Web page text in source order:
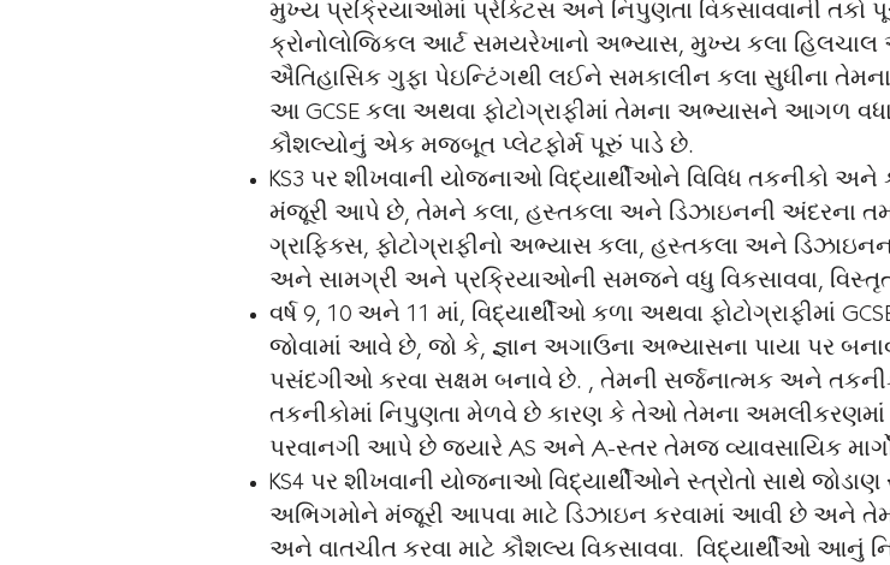
મુખ્ય પ્રક્રિયાઓમાં પ્રેક્ટિસ અને નિપુણતા વિકસાવવાની તકો
ક્રોનોલોજિકલ આર્ટ સમયરેખાનો અભ્યાસ, મુખ્ય કલા હિલચાલ
ઐતિહાસિક ગુફા પેઇન્ટિંગથી લઈને સમકાલીન કલા સુધીના
આ GCSE કલા અથવા ફોટોગ્રાફીમાં તેમના અભ્યાસને આગળ
કૌશલ્યોનું એક મજબૂત પ્લેટફોર્મ પૂરું પાડે છે.
KS3 પર શીખવાની યોજનાઓ વિદ્યાર્થીઓને વિવિધ તકનીકો
મંજૂરી આપે છે, તેમને કલા, હસ્તકલા અને ડિઝાઇનની અંદરના
ગ્રાફિક્સ, ફોટોગ્રાફીનો અભ્યાસ કલા, હસ્તકલા અને ડિઝાઇનના
અને સામગ્રી અને પ્રક્રિયાઓની સમજને વધુ વિકસાવવા,
વર્ષ 9, 10 અને 11 માં, વિદ્યાર્થીઓ કળા અથવા ફોટોગ્રાફીમાં
જોવામાં આવે છે, જો કે, જ્ઞાન અગાઉના અભ્યાસના પાયા પર
પસંદગીઓ કરવા સક્ષમ બનાવે છે. , તેમની સર્જનાત્મક અને
તકનીકોમાં નિપુણતા મેળવે છે કારણ કે તેઓ તેમના અમલીકરણમાં
પરવાનગી આપે છે જ્યારે AS અને A-સ્તર તેમજ વ્યાવસાયિક
KS4 પર શીખવાની યોજનાઓ વિદ્યાર્થીઓને સ્ત્રોતો સાથે
અભિગમોને મંજૂરી આપવા માટે ડિઝાઇન કરવામાં આવી છે અને
અને વાતચીત કરવા માટે કૌશલ્ય વિકસાવવા. વિદ્યાર્થીઓ આનું